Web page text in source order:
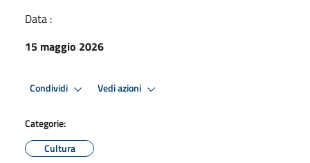
Data :
15 maggio 2026
Condividi Vedi azioni
Categorie:
Cultura